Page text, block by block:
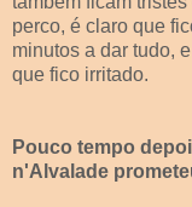
perco, é claro que
minutos a dar tudo,
que fico irritado.
Pouco tempo
n'Alvalade